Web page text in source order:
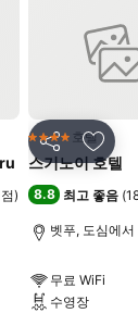
가
)
공유 즐겨
4 성급 호텔
스기노이 호텔
8.8 최고 좋음 (
벳푸, 도심에
무료 WiFi
수영장